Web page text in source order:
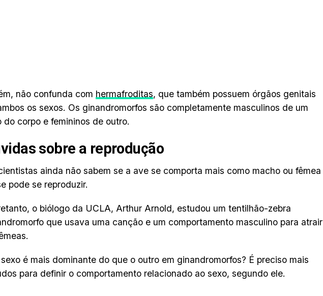
não confunda com hermafroditas, que também possuem órgãos genitais
os sexos. Os ginandromorfos são completamente masculinos de um
do corpo e femininos de outro.
sobre a reprodução
ainda não sabem se a ave se comporta mais como macho ou fêmea
pode se reproduzir.
o biólogo da UCLA, Arthur Arnold, estudou um tentilhão-zebra
que usava uma canção e um comportamento masculino para atrair
é mais dominante do que o outro em ginandromorfos? É preciso mais
para definir o comportamento relacionado ao sexo, segundo ele.